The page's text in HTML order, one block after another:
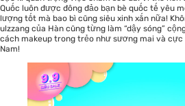
Quốc luôn được đông đảo bạn bè quốc tế yêu
lượng tốt mà bao bì cũng siêu xinh xắn nữa!
ulzzang của Hàn cũng từng làm “dậy sóng”
cách makeup trong trẻo như sương mai và
Nam!